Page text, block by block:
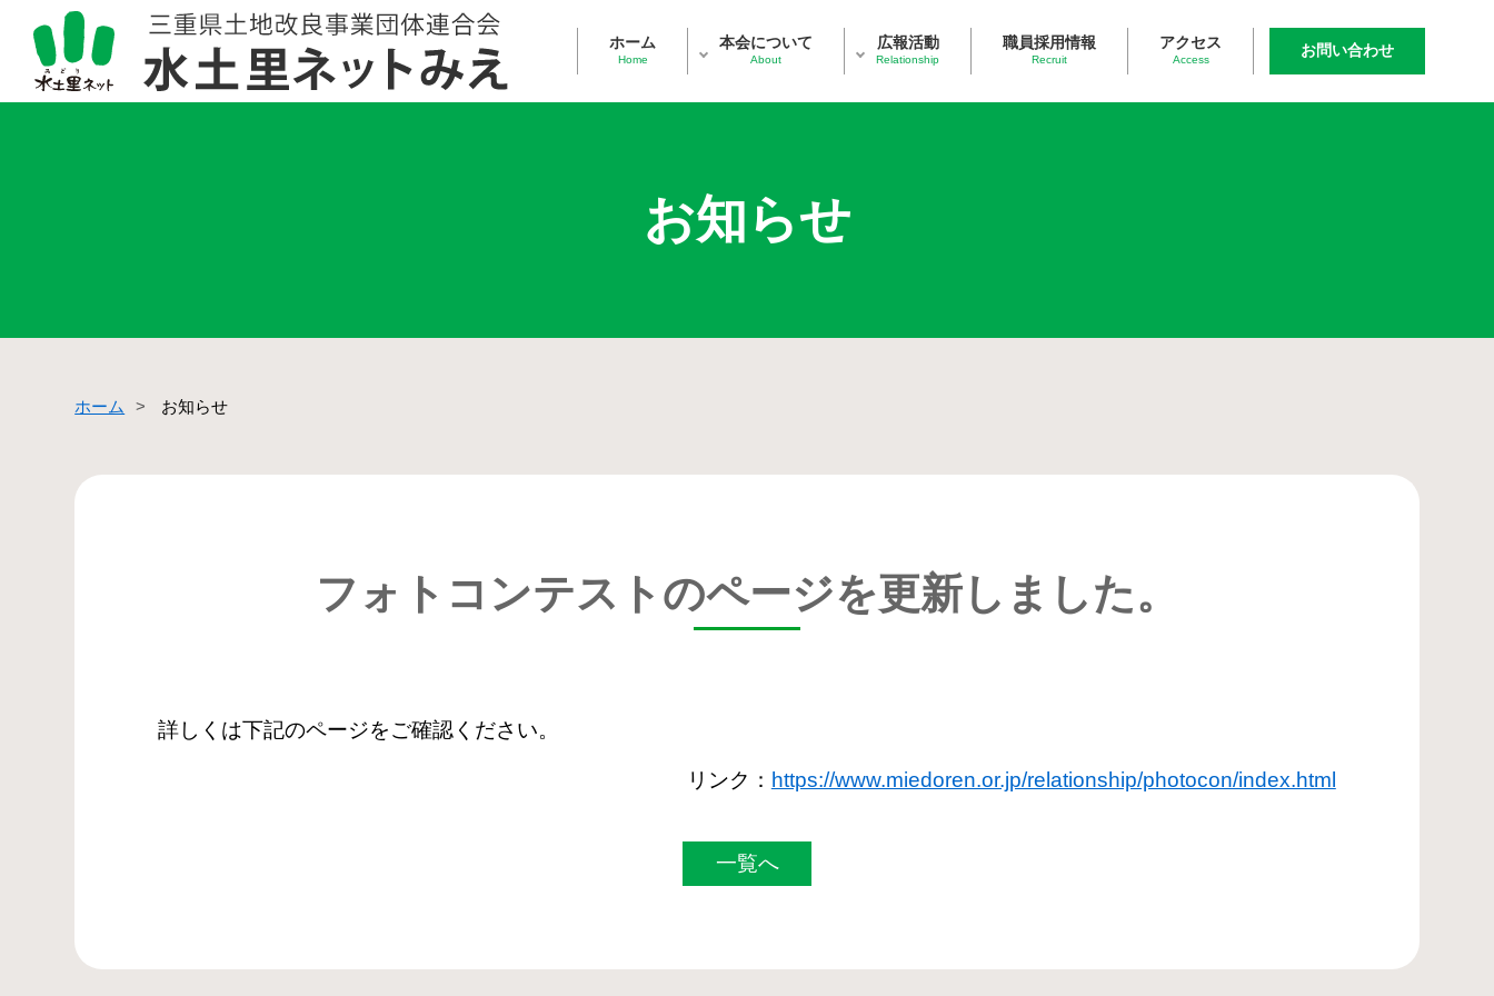
ホーム
Home
本会について
About
広報活動
Relationship
職員採用情報
Recruit
アクセス
Access
お問い合わせ
お知らせ
ホーム お知らせ
フォトコンテストのページを更新しました。
詳しくは下記のページをご確認ください。
リンク： https://www.miedoren.or.jp/relationship/photocon/index.html
一覧へ